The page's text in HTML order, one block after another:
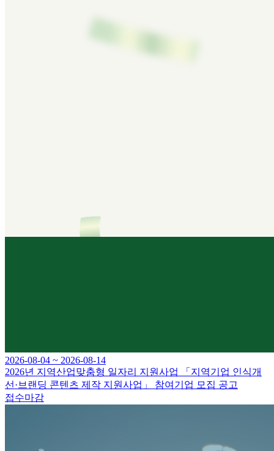
2026-08-04 ~ 2026-08-14
2026년 지역산업맞춤형 일자리 지원사업 「지역기업 인식개
선·브랜딩 콘텐츠 제작 지원사업」 참여기업 모집 공고
접수마감